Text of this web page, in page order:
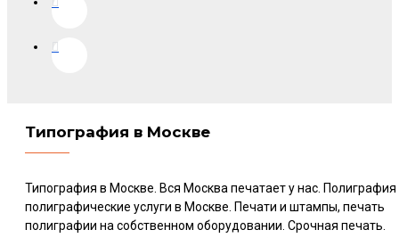
Типография в Москве
Типография в Москве. Вся Москва печатает у нас. Полиграфия
полиграфические услуги в Москве. Печати и штампы, печать
полиграфии на собственном оборудовании. Срочная печать.